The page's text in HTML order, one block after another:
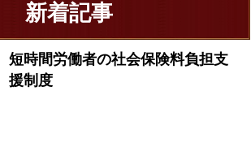
新着記事
短時間労働者の社会保険料負担支
援制度